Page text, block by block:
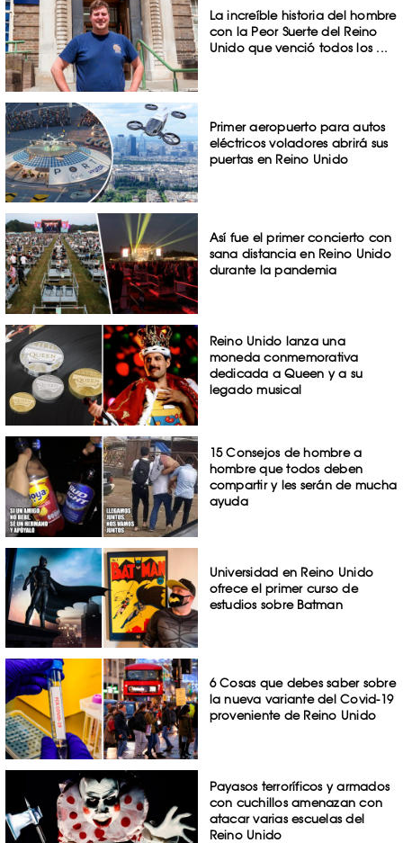
La increíble historia del hombre
con la Peor Suerte del Reino
Unido que venció todos los ...
Primer aeropuerto para autos
eléctricos voladores abrirá sus
puertas en Reino Unido
Así fue el primer concierto con
sana distancia en Reino Unido
durante la pandemia
Reino Unido lanza una
moneda conmemorativa
dedicada a Queen y a su
legado musical
15 Consejos de hombre a
hombre que todos deben
compartir y les serán de mucha
ayuda
Universidad en Reino Unido
ofrece el primer curso de
estudios sobre Batman
6 Cosas que debes saber sobre
la nueva variante del Covid-19
proveniente de Reino Unido
Payasos terroríficos y armados
con cuchillos amenazan con
atacar varias escuelas del
Reino Unido